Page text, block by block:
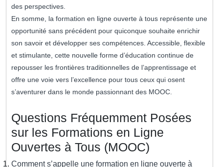
des perspectives.
En somme, la formation en ligne ouverte à tous représente une
opportunité sans précédent pour quiconque souhaite enrichir
son savoir et développer ses compétences. Accessible, flexible
et stimulante, cette nouvelle forme d’éducation continue de
repousser les frontières traditionnelles de l’apprentissage et
offre une voie vers l’excellence pour tous ceux qui osent
s’aventurer dans le monde passionnant des MOOC.
Questions Fréquemment Posées
sur les Formations en Ligne
Ouvertes à Tous (MOOC)
Comment s’appelle une formation en ligne ouverte à